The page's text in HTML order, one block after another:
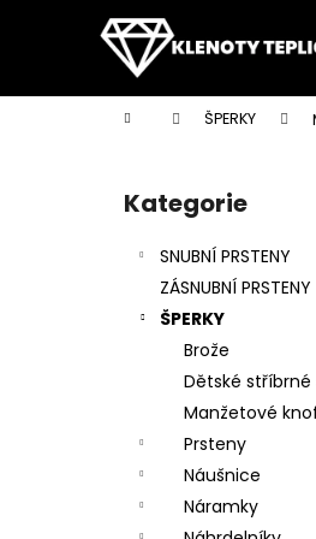
Domů ŠPERKY
Přeskočit
kategorie
Kategorie
SNUBNÍ PRSTENY
ZÁSNUBNÍ PRSTENY
ŠPERKY
Brože
Dětské stříbrné
Manžetové
Prsteny
Náušnice
Náramky
í
Zpět
do
Zpět
do